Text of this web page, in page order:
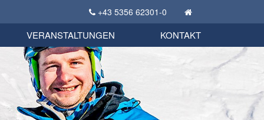
+43 5356 62301-0
KSC Sportgeschichte
Bekleidungsshop
VERANSTALTUNGEN KONTAKT